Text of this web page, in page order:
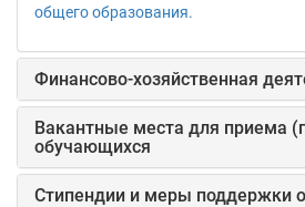
общего образования.
Финансово-хозяйственная
Вакантные места для приема
обучающихся
Стипендии и меры поддержки